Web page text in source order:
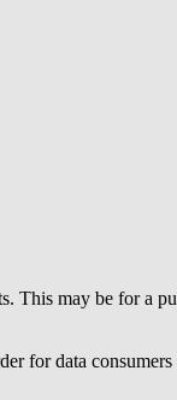
may be for a
for data